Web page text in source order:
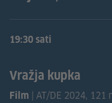
19:30 sati
Vražja kupka
Film
| AT/DE 2024,